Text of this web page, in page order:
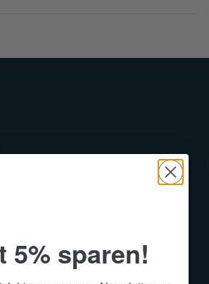
5% sparen!